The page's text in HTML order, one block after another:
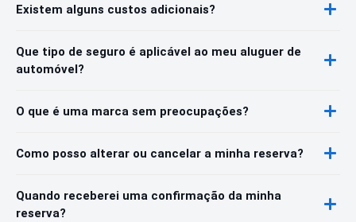
Existem alguns custos adicionais?
Que tipo de seguro é aplicável ao meu aluguer de
automóvel?
O que é uma marca sem preocupações?
Como posso alterar ou cancelar a minha reserva?
Quando receberei uma confirmação da minha
reserva?